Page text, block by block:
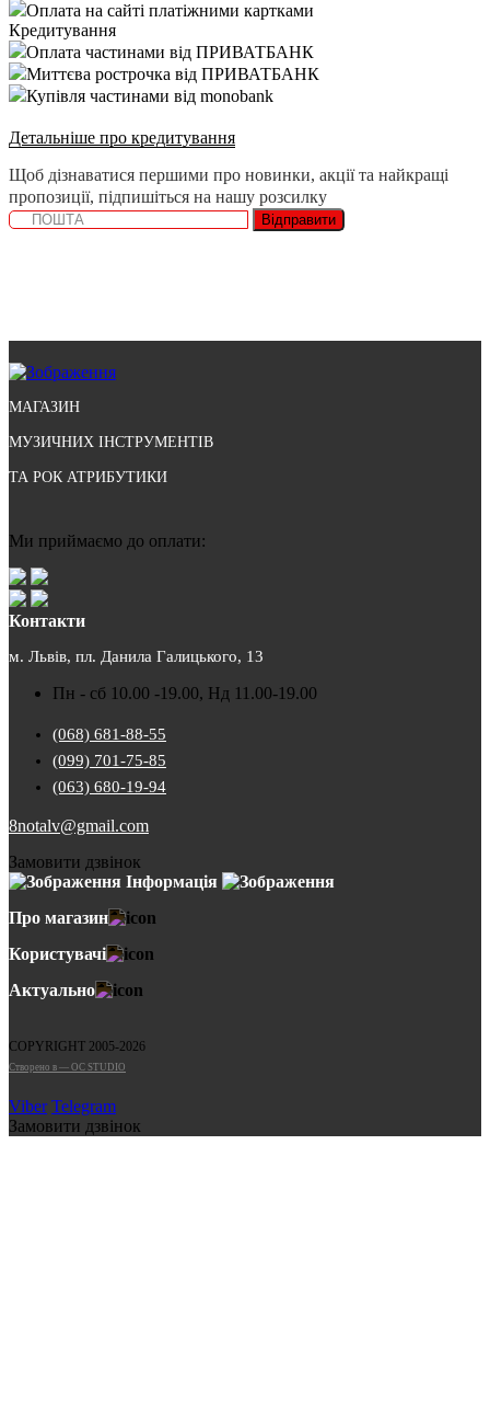
Оплата на сайті платіжними картками
Кредитування
Оплата частинами від ПРИВАТБАНК
Миттєва рострочка від ПРИВАТБАНК
Купівля частинами від monobank
Детальніше про кредитування
Щоб дізнаватися першими про новинки, акції та найкращі
пропозиції, підпишіться на нашу розсилку
Відправити
МАГАЗИН
МУЗИЧНИХ ІНСТРУМЕНТІВ
ТА РОК АТРИБУТИКИ
Ми приймаємо до оплати:
Контакти
м. Львів, пл. Данила Галицького, 13
Пн - сб 10.00 -19.00, Нд 11.00-19.00
(068) 681-88-55
(099) 701-75-85
(063) 680-19-94
8notalv@gmail.com
Замовити дзвінок
Інформація
Про магазин
Користувачі
Актуально
COPYRIGHT 2005-2026
Cтворено в — OC STUDIO
Viber Telegram
Замовити дзвінок